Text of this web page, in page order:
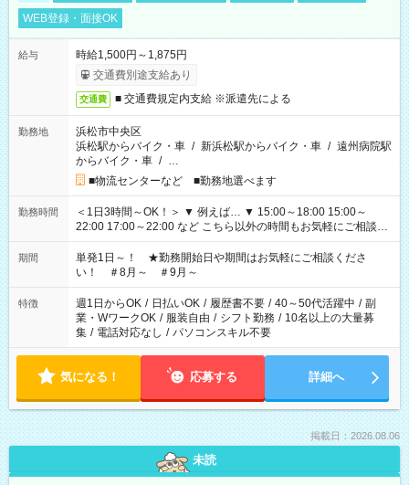
WEB登録・面接OK
給与
時給1,500円～1,875円
交通費別途支給あり
交通費 ■ 交通費規定内支給 ※派遣先による
勤務地
浜松市中央区
浜松駅からバイク・車 / 新浜松駅からバイク・車 / 遠州病院駅
からバイク・車 / …
■物流センターなど ■勤務地選べます
勤務時間
＜1日3時間～OK！＞ ▼ 例えば… ▼ 15:00～18:00 15:00～
22:00 17:00～22:00 など こちら以外の時間もお気軽にご相談く
ださい！
期間
単発1日～！ ★勤務開始日や期間はお気軽にご相談くださ
い！ ＃8月～ ＃9月～
特徴 週1日からOK / 日払いOK / 履歴書不要 / 40～50代活躍中 / 副
業・WワークOK / 服装自由 / シフト勤務 / 10名以上の大量募
集 / 電話対応なし / パソコンスキル不要
気になる！ 応募する 詳細へ
掲載日：2026.08.06
未読